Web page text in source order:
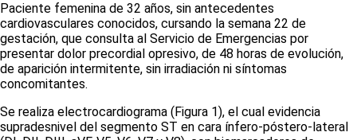
Paciente femenina de 32 años, sin antecedentes
cardiovasculares conocidos, cursando la semana 22 de
gestación, que consulta al Servicio de Emergencias por
presentar dolor precordial opresivo, de 48 horas de evolución,
de aparición intermitente, sin irradiación ni síntomas
concomitantes.
Se realiza electrocardiograma (Figura 1), el cual evidencia
supradesnivel del segmento ST en cara ínfero-póstero-lateral